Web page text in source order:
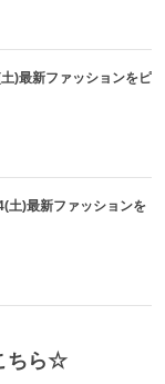
)最新ファッションをピ
土)最新ファッションを
ちら☆